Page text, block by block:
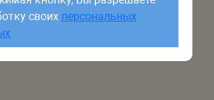
своих персональных